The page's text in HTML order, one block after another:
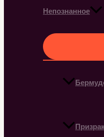
Непознанное